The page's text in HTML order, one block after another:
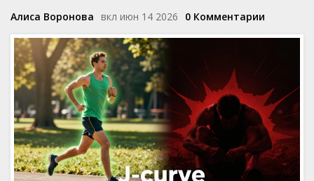
Алиса Воронова вкл июн 14 2026 0 Комментарии